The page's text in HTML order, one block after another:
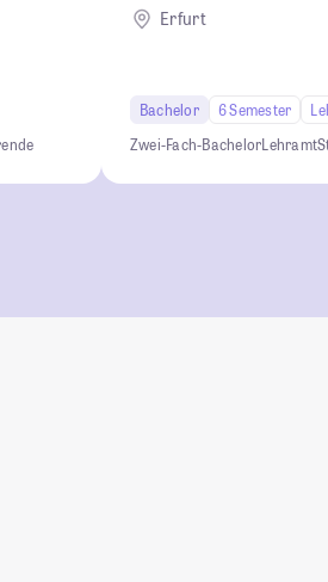
Erfurt
Bachelor 6 Semester
Zwei-Fach-BachelorLehramt